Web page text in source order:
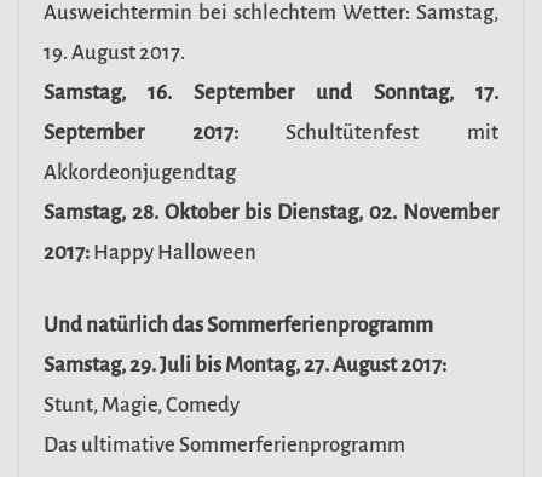
Ausweichtermin bei schlechtem Wetter: Samstag,
19. August 2017.
Samstag, 16. September und Sonntag, 17.
September 2017:Schultütenfest mit
Akkordeonjugendtag
Samstag, 28. Oktober bis Dienstag, 02. November
2017: Happy Halloween
Und natürlich das Sommerferienprogramm
Samstag, 29. Juli bis Montag, 27. August 2017:
Stunt, Magie, Comedy
Das ultimative Sommerferienprogramm